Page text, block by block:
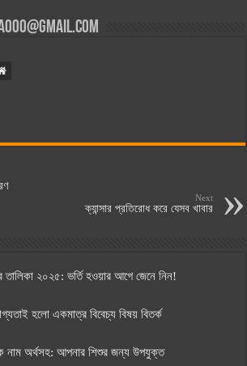
Next
ক্যান্সার প্রতিরোধ করে যেসব খাবার
তালিকা ২০২৫: ভর্তি হওয়ার আগে জেনে নিন!
হলো একমাত্র বিবেচ্য বিষয় বিতর্ক
নাম অর্থসহ: আপনার শিশুর জন্য উপযুক্ত